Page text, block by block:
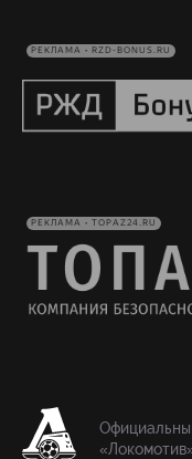
РЕКЛАМА • RZD-BONUS.RU
РЕКЛАМА • TOPAZ24.RU